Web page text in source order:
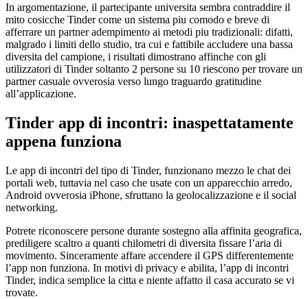
In argomentazione, il partecipante universita sembra contraddire il
mito cosicche Tinder come un sistema piu comodo e breve di
afferrare un partner adempimento ai metodi piu tradizionali: difatti,
malgrado i limiti dello studio, tra cui e fattibile accludere una bassa
diversita del campione, i risultati dimostrano affinche con gli
utilizzatori di Tinder soltanto 2 persone su 10 riescono per trovare un
partner casuale ovverosia verso lungo traguardo gratitudine
all’applicazione.
Tinder app di incontri: inaspettatamente
appena funziona
Le app di incontri del tipo di Tinder, funzionano mezzo le chat dei
portali web, tuttavia nel caso che usate con un apparecchio arredo,
Android ovverosia iPhone, sfruttano la geolocalizzazione e il social
networking.
Potrete riconoscere persone durante sostegno alla affinita geografica,
prediligere scaltro a quanti chilometri di diversita fissare l’aria di
movimento. Sinceramente affare accendere il GPS differentemente
l’app non funziona. In motivi di privacy e abilita, l’app di incontri
Tinder, indica semplice la citta e niente affatto il casa accurato se vi
trovate.